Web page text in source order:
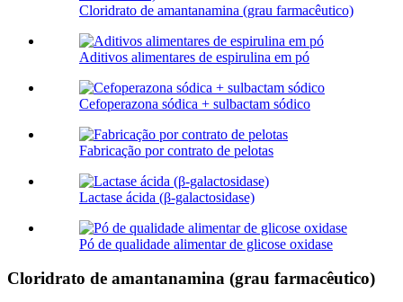
Cloridrato de amantanamina (grau farmacêutico)
Aditivos alimentares de espirulina em pó
Cefoperazona sódica + sulbactam sódico
Fabricação por contrato de pelotas
Lactase ácida (β-galactosidase)
Pó de qualidade alimentar de glicose oxidase
Cloridrato de amantanamina (grau farmacêutico)